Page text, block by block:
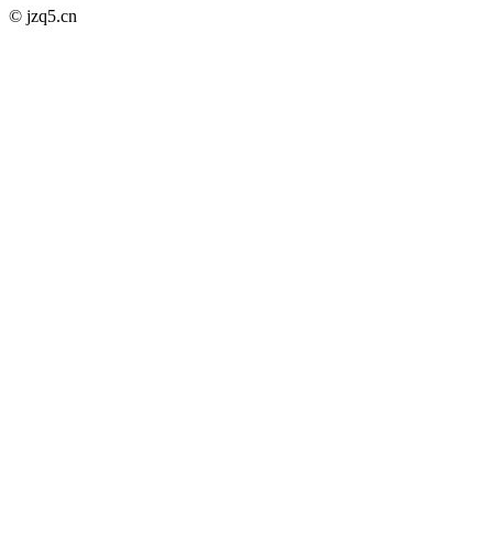
© jzq5.cn